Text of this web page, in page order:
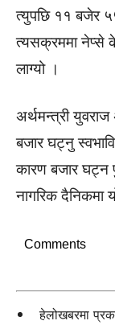
त्युपछि ११ बजेर
त्यसक्रममा नेप्से
लाग्यो ।
अर्थमन्त्री
बजार घट्नु
कारण बजार घट्न
नागरिक दैनिकमा
Comments
हेलोखबरमा